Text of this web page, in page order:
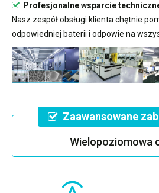
Profesjonalne wsparcie
Nasz zespół obsługi klienta chętnie
odpowiedniej baterii i odpowie na
Zaawansowane
Wielopoziomowa